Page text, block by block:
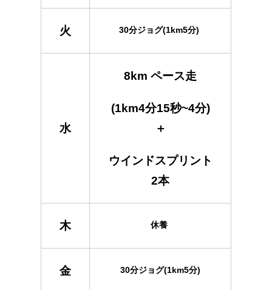
火 30分ジョグ(1km5分)
水
8km ペース走
(1km4分15秒~4分)
＋
ウインドスプリント
2本
木 休養
金 30分ジョグ(1km5分)